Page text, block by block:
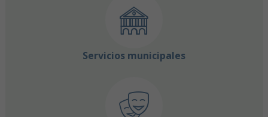
Servicios municipales